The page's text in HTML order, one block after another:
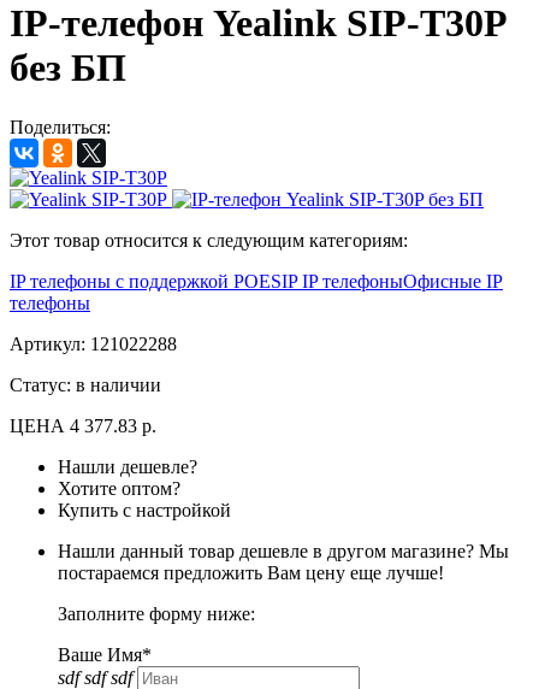
IP-телефон Yealink SIP-T30P
без БП
Поделиться:
Этот товар относится к следующим категориям:
IP телефоны с поддержкой POESIP IP телефоныОфисные IP
телефоны
Артикул: 121022288
Статус: в наличии
ЦЕНА 4 377.83 р.
Нашли дешевле?
Хотите оптом?
Купить с настройкой
Нашли данный товар дешевле в другом магазине? Мы
постараемся предложить Вам цену еще лучше!
Заполните форму ниже:
Ваше Имя*
sdf sdf sdf